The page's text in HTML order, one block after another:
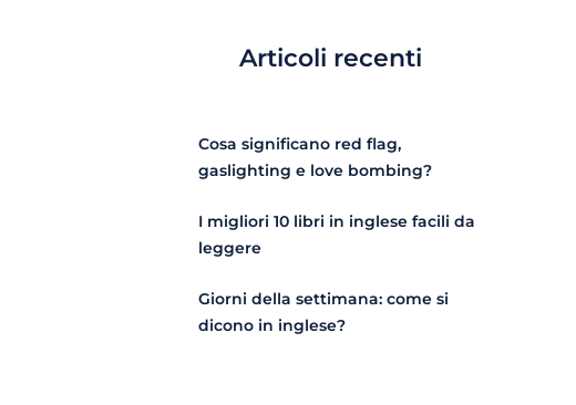
Articoli recenti
Cosa significano red flag,
gaslighting e love bombing?
I migliori 10 libri in inglese facili da
leggere
Giorni della settimana: come si
dicono in inglese?